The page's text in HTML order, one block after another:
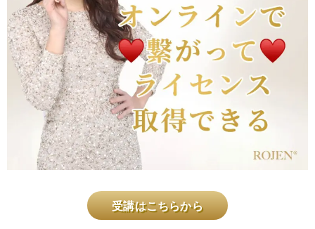
受講はこちらから